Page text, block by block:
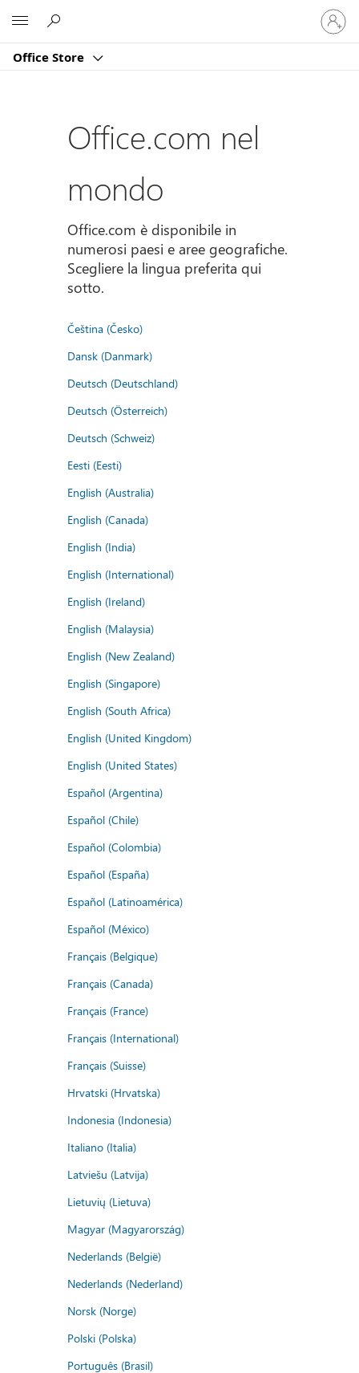
Office Store
Accedi
con
il
account
Office.com nel
mondo
Office.com è disponibile in
numerosi paesi e aree geografiche.
Scegliere la lingua preferita qui
sotto.
Čeština (Česko)
Dansk (Danmark)
Deutsch (Deutschland)
Deutsch (Österreich)
Deutsch (Schweiz)
Eesti (Eesti)
English (Australia)
English (Canada)
English (India)
English (International)
English (Ireland)
English (Malaysia)
English (New Zealand)
English (Singapore)
English (South Africa)
English (United Kingdom)
English (United States)
Español (Argentina)
Español (Chile)
Español (Colombia)
Español (España)
Español (Latinoamérica)
Español (México)
Français (Belgique)
Français (Canada)
Français (France)
Français (International)
Français (Suisse)
Hrvatski (Hrvatska)
Indonesia (Indonesia)
Italiano (Italia)
Latviešu (Latvija)
Lietuvių (Lietuva)
Magyar (Magyarország)
Nederlands (België)
Nederlands (Nederland)
Norsk (Norge)
Polski (Polska)
Português (Brasil)